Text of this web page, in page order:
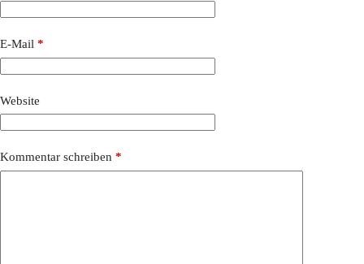
E-Mail *
Website
Kommentar schreiben *